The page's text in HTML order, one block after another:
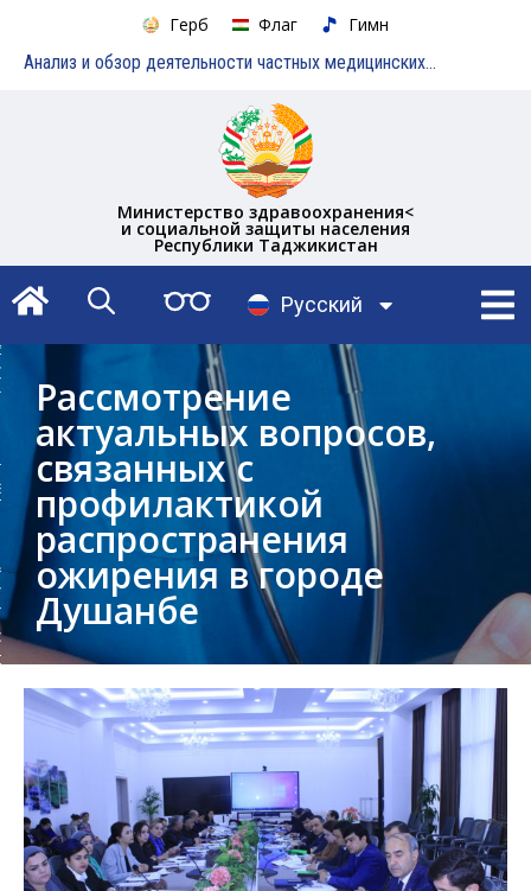
Герб Флаг
Гимн
Анализ и обзор деятельности частных медицинских учреждений
Министерство здравоохранения<
и социальной защиты населения
Республики Таджикистан
Русский
English
Тоҷикӣ
Рассмотрение
актуальных вопросов,
связанных с
профилактикой
распространения
ожирения в городе
Душанбе